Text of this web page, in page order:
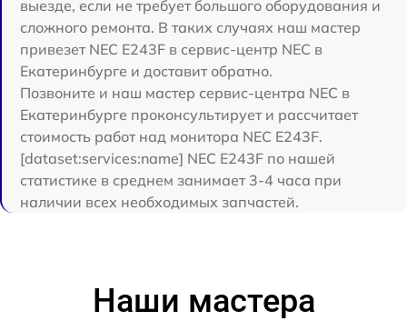
выезде, если не требует большого оборудования и
сложного ремонта. В таких случаях наш мастер
привезет NEC E243F в сервис-центр NEC в
Екатеринбурге и доставит обратно.
Позвоните и наш мастер сервис-центра NEC в
Екатеринбурге проконсультирует и рассчитает
стоимость работ над монитора NEC E243F.
[dataset:services:name] NEC E243F по нашей
статистике в среднем занимает 3-4 часа при
наличии всех необходимых запчастей.
Наши мастера